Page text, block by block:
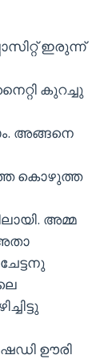
ഇരുന്ന്
കുറച്ചു
അങ്ങനെ
കൊഴുത്ത
അമ്മ
ഊരി